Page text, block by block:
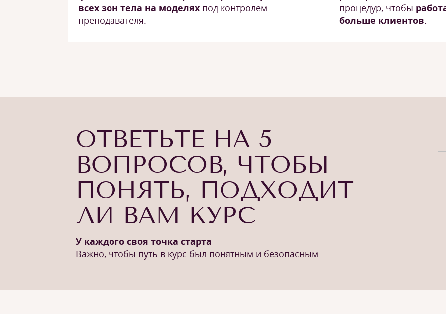
всех зон тела на моделях под контролем
преподавателя.
процедур, чтобы
больше клиентов.
ОТВЕТЬТЕ НА 5
ВОПРОСОВ, ЧТОБЫ
ПОНЯТЬ, ПОДХОДИТ
ЛИ ВАМ КУРС
У каждого своя точка старта
Важно, чтобы путь в курс был понятным и безопасным